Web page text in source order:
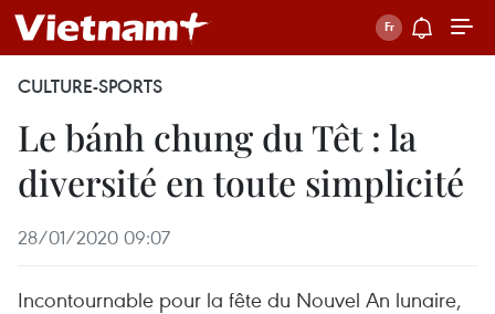
CULTURE-SPORTS
Le bánh chung du Têt : la
diversité en toute simplicité
28/01/2020 09:07
Incontournable pour la fête du Nouvel An lunaire,